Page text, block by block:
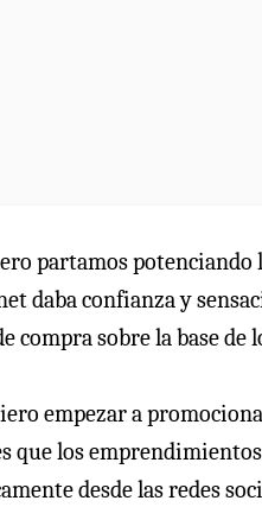
partamos potenciando
daba confianza y
compra sobre la base
empezar a
que los
desde las redes